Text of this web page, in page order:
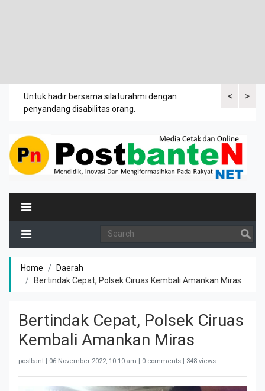
<
Untuk hadir bersama silaturahmi dengan
penyandang disabilitas orang.
Bupati>
Home
Daerah
Bertindak Cepat, Polsek Ciruas Kembali Amankan Miras
Bertindak Cepat, Polsek Ciruas
Kembali Amankan Miras
postbant | 06 November 2022, 10:10 am | 0 comments | 348 views